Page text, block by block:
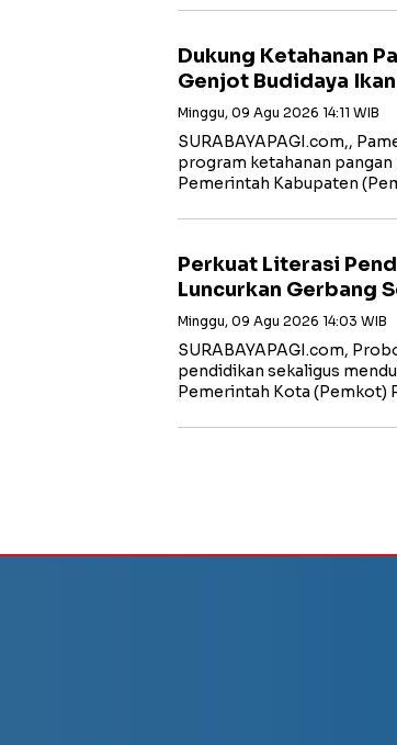
Dukung Ketahanan
Genjot Budidaya
Minggu, 09 Agu 2026 14:11 WIB
SURABAYAPAGI.com,,
program ketahanan
Pemerintah Kabupaten
Perkuat Literasi
Luncurkan Gerbang
Minggu, 09 Agu 2026 14:03 WIB
SURABAYAPAGI.com,
pendidikan sekaligus
Pemerintah Kota (Pemkot)